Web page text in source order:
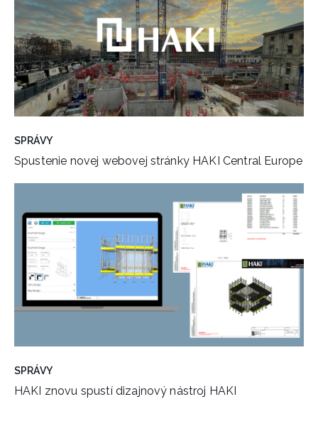
SPRÁVY
Spustenie novej webovej stránky HAKI Central Europe
SPRÁVY
HAKI znovu spustí dizajnový nástroj HAKI